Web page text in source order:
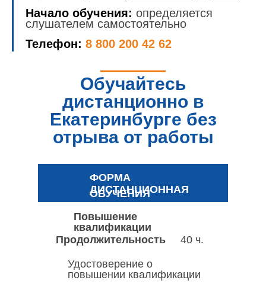
Начало обучения: определяется
слушателем самостоятельно
Телефон: 8 800 200 42 62
Обучайтесь
дистанционно в
Екатеринбурге без
отрыва от работы
ФОРМА
ОБУЧЕНИЯ
ДИСТАНЦИОННАЯ
Повышение
квалификации
Продолжительность
Удостоверение о
повышении квалификации
40 ч.